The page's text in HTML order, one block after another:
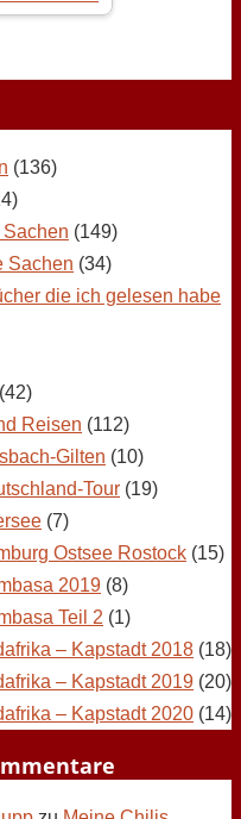
(136)
(149)
Sachen (34)
die ich gelesen habe
(42)
Reisen (112)
Gilten (10)
Tour (19)
(7)
Ostsee Rostock (15)
2019 (8)
Teil 2 (1)
– Kapstadt 2018 (18)
– Kapstadt 2019 (20)
– Kapstadt 2020 (14)